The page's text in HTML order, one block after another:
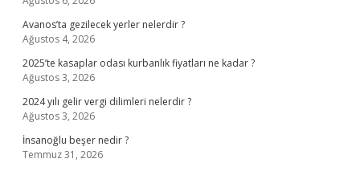
Avanos’ta gezilecek yerler nelerdir ?
Ağustos 4, 2026
2025’te kasaplar odası kurbanlık fiyatları ne kadar ?
Ağustos 3, 2026
2024 yılı gelir vergi dilimleri nelerdir ?
Ağustos 3, 2026
İnsanoğlu beşer nedir ?
Temmuz 31, 2026